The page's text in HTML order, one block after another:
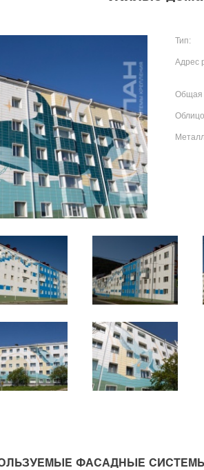
Тип:
Адрес
Общая
ФАСАДНЫЕ СИСТЕМЫ